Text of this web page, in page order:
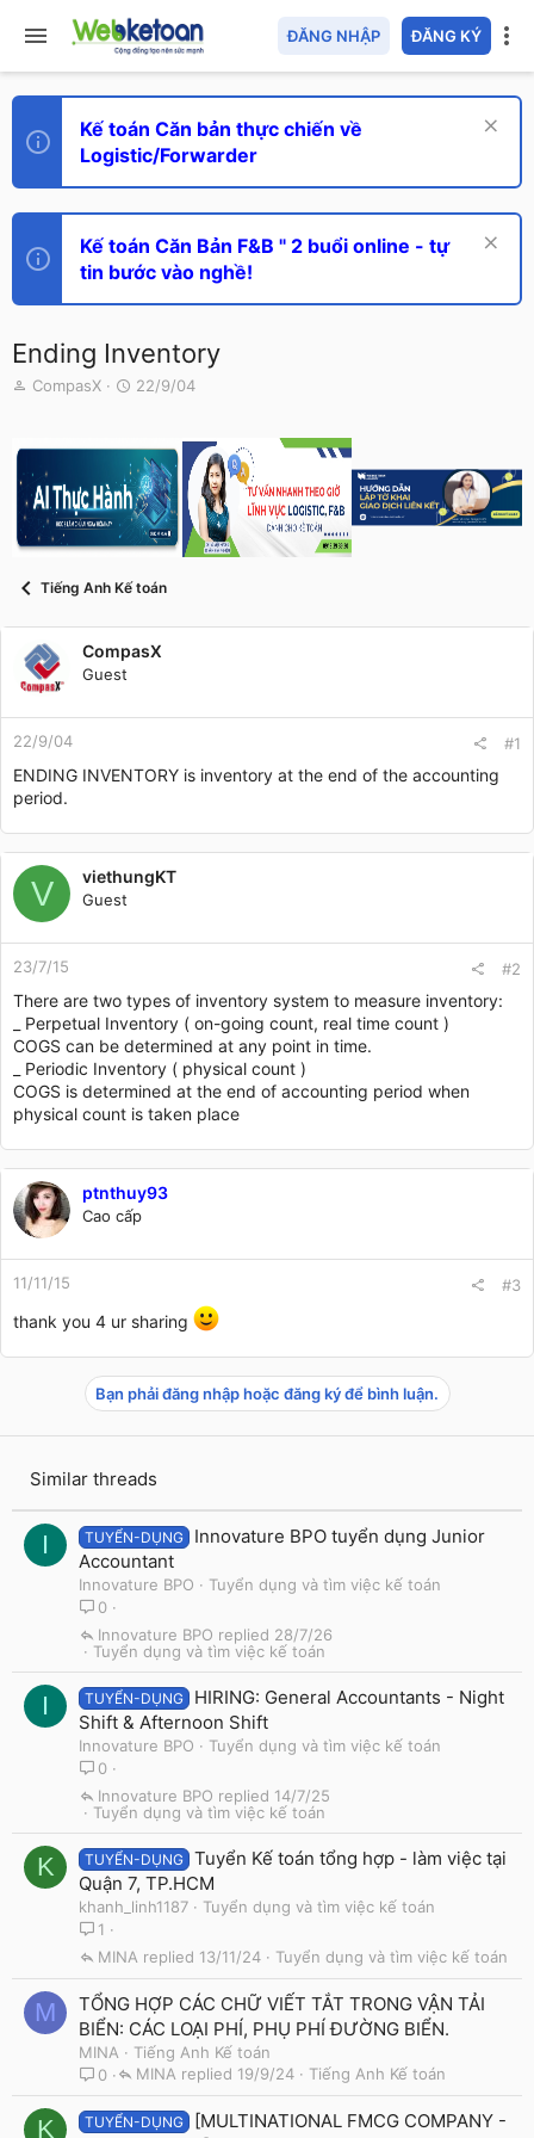
ĐĂNG NHẬP ĐĂNG KÝ
Kế toán Căn bản thực chiến về
Logistic/Forwarder
Kế toán Căn Bản F&B " 2 buổi online - tự
tin bước vào nghề!
Ending Inventory
T
e
a
d
s
a
r
CompasX
N
y
g
ử
i
22/9/04
Tiếng Anh Kế toán
CompasX
Guest
22/9/04 #1
ENDING INVENTORY is inventory at the end of the accounting
period.
V viethungKT
Guest
23/7/15 #2
There are two types of inventory system to measure inventory:
_ Perpetual Inventory ( on-going count, real time count )
COGS can be determined at any point in time.
_ Periodic Inventory ( physical count )
COGS is determined at the end of accounting period when
physical count is taken place
ptnthuy93
Cao cấp
11/11/15 #3
thank you 4 ur sharing
Bạn phải đăng nhập hoặc đăng ký để bình luận.
Similar threads
I TUYỂN-DỤNG
Innovature BPO tuyển dụng Junior
Accountant
Innovature BPO
Tuyển dụng và tìm việc kế toán
0
Tuyển dụng và tìm việc kế toán
28/7/26
Innovature BPO
I TUYỂN-DỤNG
HIRING: General Accountants - Night
Shift & Afternoon Shift
Innovature BPO
Tuyển dụng và tìm việc kế toán
0
Tuyển dụng và tìm việc kế toán
14/7/25
Innovature BPO
K TUYỂN-DỤNG
Tuyển Kế toán tổng hợp - làm việc tại
Quận 7, TP.HCM
khanh_linh1187
Tuyển dụng và tìm việc kế toán
1
Tuyển dụng và tìm việc kế toán
13/11/24
MINA
M
TỔNG HỢP CÁC CHỮ VIẾT TẮT TRONG VẬN TẢI
BIỂN: CÁC LOẠI PHÍ, PHỤ PHÍ ĐƯỜNG BIỂN.
MINA
Tiếng Anh Kế toán
0
Tiếng Anh Kế toán
19/9/24
MINA
K TUYỂN-DỤNG
[MULTINATIONAL FMCG COMPANY -